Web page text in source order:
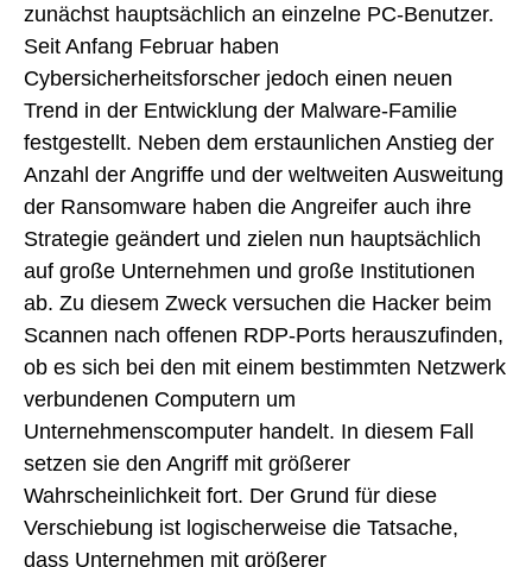
zunächst hauptsächlich an einzelne PC-Benutzer.
Seit Anfang Februar haben
Cybersicherheitsforscher jedoch einen neuen
Trend in der Entwicklung der Malware-Familie
festgestellt. Neben dem erstaunlichen Anstieg der
Anzahl der Angriffe und der weltweiten Ausweitung
der Ransomware haben die Angreifer auch ihre
Strategie geändert und zielen nun hauptsächlich
auf große Unternehmen und große Institutionen
ab. Zu diesem Zweck versuchen die Hacker beim
Scannen nach offenen RDP-Ports herauszufinden,
ob es sich bei den mit einem bestimmten Netzwerk
verbundenen Computern um
Unternehmenscomputer handelt. In diesem Fall
setzen sie den Angriff mit größerer
Wahrscheinlichkeit fort. Der Grund für diese
Verschiebung ist logischerweise die Tatsache,
dass Unternehmen mit größerer